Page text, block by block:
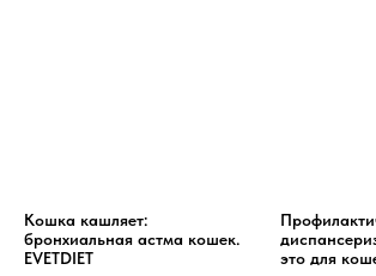
Кошка кашляет:
бронхиальная астма кошек.
EVETDIET
это для